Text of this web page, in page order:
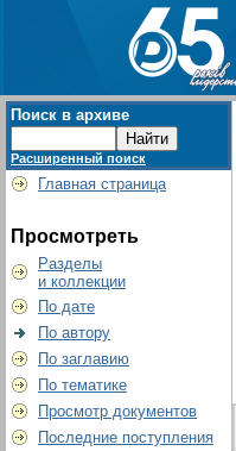
Поиск в архиве
Расширенный поиск
Главная страница
Просмотреть
Разделы
и коллекции
По дате
По автору
По заглавию
По тематике
Просмотр документов
Последние поступления